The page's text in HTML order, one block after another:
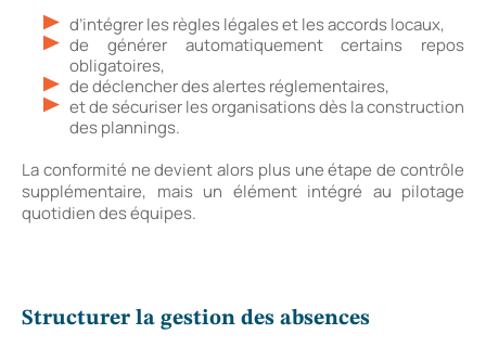
d’intégrer les règles légales et les accords locaux,
de générer automatiquement certains repos
obligatoires,
de déclencher des alertes réglementaires,
et de sécuriser les organisations dès la construction
des plannings.
La conformité ne devient alors plus une étape de contrôle
supplémentaire, mais un élément intégré au pilotage
quotidien des équipes.
Structurer la gestion des absences